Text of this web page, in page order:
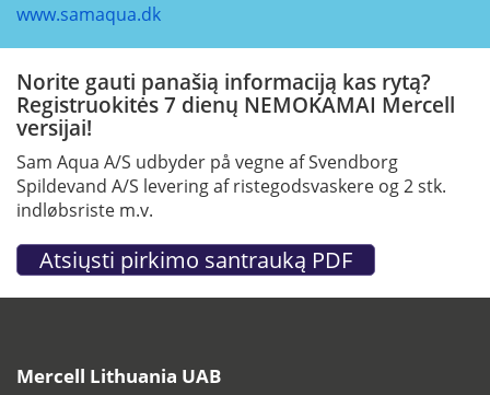
www.samaqua.dk
Norite gauti panašią informaciją kas rytą?
Registruokitės 7 dienų NEMOKAMAI Mercell
versijai!
Sam Aqua A/S udbyder på vegne af Svendborg
Spildevand A/S levering af ristegodsvaskere og 2 stk.
indløbsriste m.v.
Mercell Lithuania UAB